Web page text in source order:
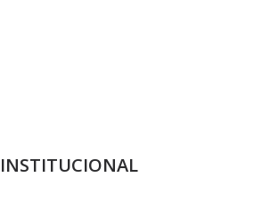
INSTITUCIONAL